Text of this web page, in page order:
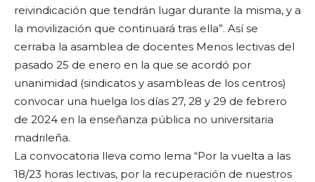
reivindicación que tendrán lugar durante la misma, y a
la movilización que continuará tras ella”. Así se
cerraba la asamblea de docentes Menos lectivas del
pasado 25 de enero en la que se acordó por
unanimidad (sindicatos y asambleas de los centros)
convocar una huelga los días 27, 28 y 29 de febrero
de 2024 en la enseñanza pública no universitaria
madrileña.
La convocatoria lleva como lema “Por la vuelta a las
18/23 horas lectivas, por la recuperación de nuestros